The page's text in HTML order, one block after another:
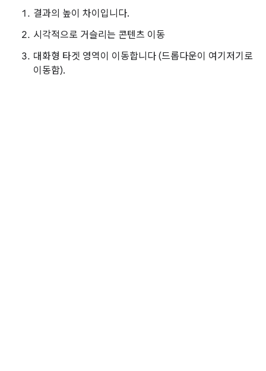
결과의 높이 차이입니다.
시각적으로 거슬리는 콘텐츠 이동
대화형 타겟 영역이 이동합니다 (드롭다운이 여기저기로
이동함).